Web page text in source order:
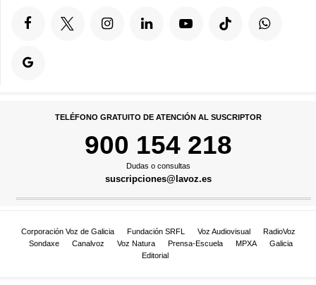
TELÉFONO GRATUITO DE ATENCIÓN AL SUSCRIPTOR
900 154 218
Dudas o consultas
suscripciones@lavoz.es
Corporación Voz de Galicia Fundación SRFL Voz Audiovisual
RadioVoz
Sondaxe
Canalvoz Voz Natura Prensa-Escuela MPXA
Galicia
Editorial